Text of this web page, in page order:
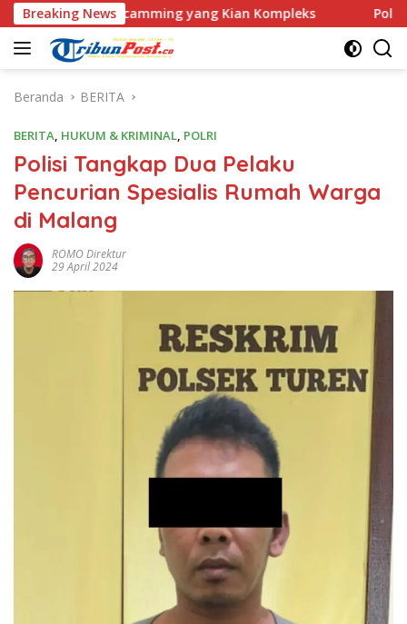
Langsung
ke
konten
Breaking Newsyang Kian Kompleks Polri Kerahkan 372
Beranda BERITA
BERITA, HUKUM & KRIMINAL, POLRI
Polisi Tangkap Dua Pelaku
Pencurian Spesialis Rumah Warga
di Malang
ROMO Direktur
29 April 2024